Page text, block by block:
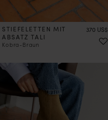
STIEFELETTEN MIT
ABSATZ TALI
Kobra-Braun
Preis
370 US$